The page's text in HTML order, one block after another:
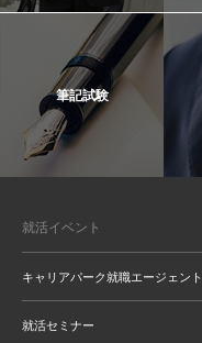
筆記試験
就活イベント
キャリアパーク就職エージェント
就活セミナー